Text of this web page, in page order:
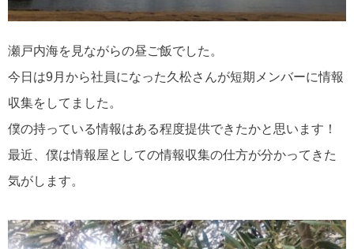
瀬戸内海を見ながらの昼ご飯でした。
今日は9月から社員になった久松さんが短期メンバーに情報
収集をしてました。
僕の持っている情報はある程度提供できたかと思います！
最近、僕は情報屋としての情報収集の仕方が分かってきた
気がします。